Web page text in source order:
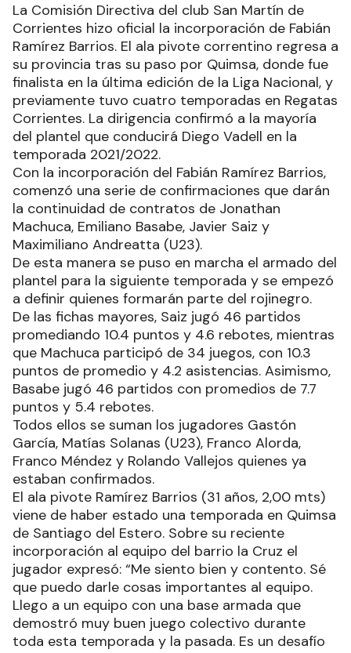
La Comisión Directiva del club San Martín de
Corrientes hizo oficial la incorporación de Fabián
Ramírez Barrios. El ala pivote correntino regresa a
su provincia tras su paso por Quimsa, donde fue
finalista en la última edición de la Liga Nacional, y
previamente tuvo cuatro temporadas en Regatas
Corrientes. La dirigencia confirmó a la mayoría
del plantel que conducirá Diego Vadell en la
temporada 2021/2022.
Con la incorporación del Fabián Ramírez Barrios,
comenzó una serie de confirmaciones que darán
la continuidad de contratos de Jonathan
Machuca, Emiliano Basabe, Javier Saiz y
Maximiliano Andreatta (U23).
De esta manera se puso en marcha el armado del
plantel para la siguiente temporada y se empezó
a definir quienes formarán parte del rojinegro.
De las fichas mayores, Saiz jugó 46 partidos
promediando 10.4 puntos y 4.6 rebotes, mientras
que Machuca participó de 34 juegos, con 10.3
puntos de promedio y 4.2 asistencias. Asimismo,
Basabe jugó 46 partidos con promedios de 7.7
puntos y 5.4 rebotes.
Todos ellos se suman los jugadores Gastón
García, Matías Solanas (U23), Franco Alorda,
Franco Méndez y Rolando Vallejos quienes ya
estaban confirmados.
El ala pivote Ramírez Barrios (31 años, 2,00 mts)
viene de haber estado una temporada en Quimsa
de Santiago del Estero. Sobre su reciente
incorporación al equipo del barrio la Cruz el
jugador expresó: “Me siento bien y contento. Sé
que puedo darle cosas importantes al equipo.
Llego a un equipo con una base armada que
demostró muy buen juego colectivo durante
toda esta temporada y la pasada. Es un desafío